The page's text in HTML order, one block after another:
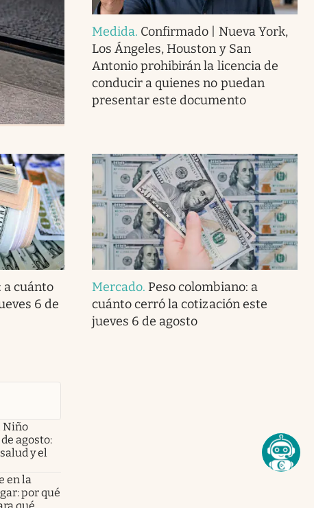
Medida. Confirmado | Nueva York,
Los Ángeles, Houston y San
Antonio prohibirán la licencia de
conducir a quienes no puedan
presentar este documento
a cuánto
6 de
Mercado. Peso colombiano: a
cuánto cerró la cotización este
jueves 6 de agosto
Niño
agosto:
y el
en la
por qué
qué